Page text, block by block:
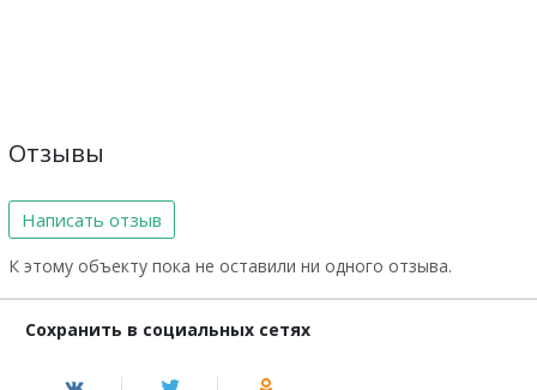
Отзывы
Написать отзыв
К этому объекту пока не оставили ни одного отзыва.
Сохранить в социальных сетях